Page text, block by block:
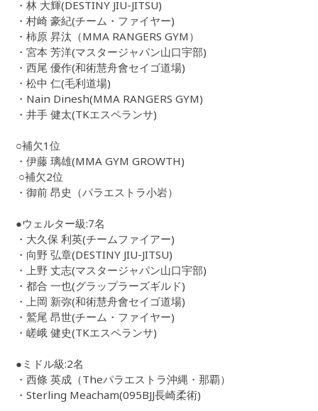
・林 大輝(DESTINY JIU-JITSU)
・村崎 豪紀(チーム・ファイヤー)
・柿原 昇汰（MMA RANGERS GYM）
・宮本 芳洋(マスタージャパン山口宇部)
・西尾 優作(和術慧舟會セイゴ道場)
・松中 仁(毛利道場)
・Nain Dinesh(MMA RANGERS GYM)
・井手 健太(TKエスペランサ)
○補欠1位
・伊藤 璃雄(MMA GYM GROWTH)
○補欠2位
・御前 昂史（パラエストラ小岩）
●ウェルター級:7名
・大久保 利英(チームファイアー)
・向野 弘章(DESTINY JIU-JITSU)
・上野 丈志(マスタージャパン山口宇部)
・都合 一也(グラップラーズギルド)
・上岡 新弥(和術慧舟會セイゴ道場)
・鷲尾 昂世(チーム・ファイヤー)
・嵯峨 健史(TKエスペランサ)
●ミドル級:2名
・西條 英成（Theパラエストラ沖縄・那覇）
・Sterling Meacham(095BJJ長崎柔術)